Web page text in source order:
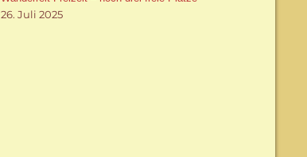
26. Juli 2025